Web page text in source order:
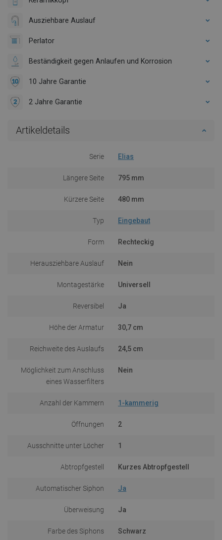
Ausziehbare Auslauf
Perlator
Beständigkeit gegen Anlaufen und Korrosion
10 Jahre Garantie
2 Jahre Garantie
Artikeldetails
Serie Elias
Längere Seite 795 mm
Kürzere Seite 480 mm
Typ Eingebaut
Form Rechteckig
Herausziehbare Auslauf Nein
Montagestärke Universell
Reversibel Ja
Höhe der Armatur 30,7 cm
Reichweite des Auslaufs 24,5 cm
Möglichkeit zum Anschluss
eines Wasserfilters
Nein
Anzahl der Kammern 1-kammerig
Öffnungen 2
Ausschnitte unter Löcher 1
Abtropfgestell Kurzes Abtropfgestell
Automatischer Siphon Ja
Überweisung Ja
Farbe des Siphons Schwarz